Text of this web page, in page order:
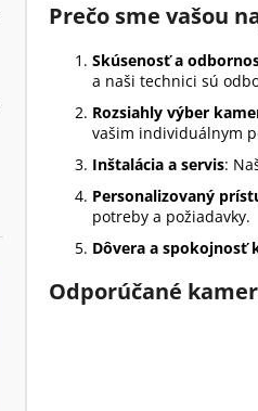
Prečo sme vašou
Skúsenosť a
a naši technici sú
Rozsiahly výber
vašim individuálnym
Inštalácia a servis:
Personalizovaný
potreby a požiadavky.
Dôvera a spokojnosť
Odporúčané